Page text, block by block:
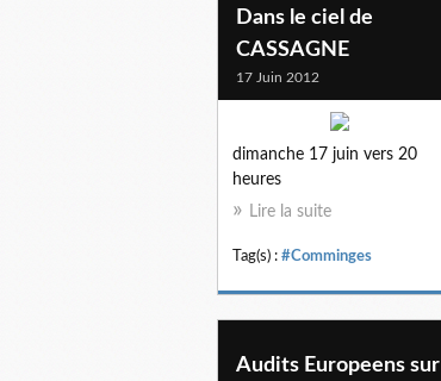
Dans le ciel de
CASSAGNE
17 Juin 2012
dimanche 17 juin vers 20
heures
Lire la suite
Tag(s) : #Comminges
Audits Europeens sur